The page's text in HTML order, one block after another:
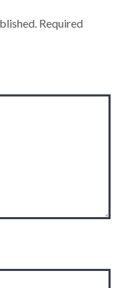
Required